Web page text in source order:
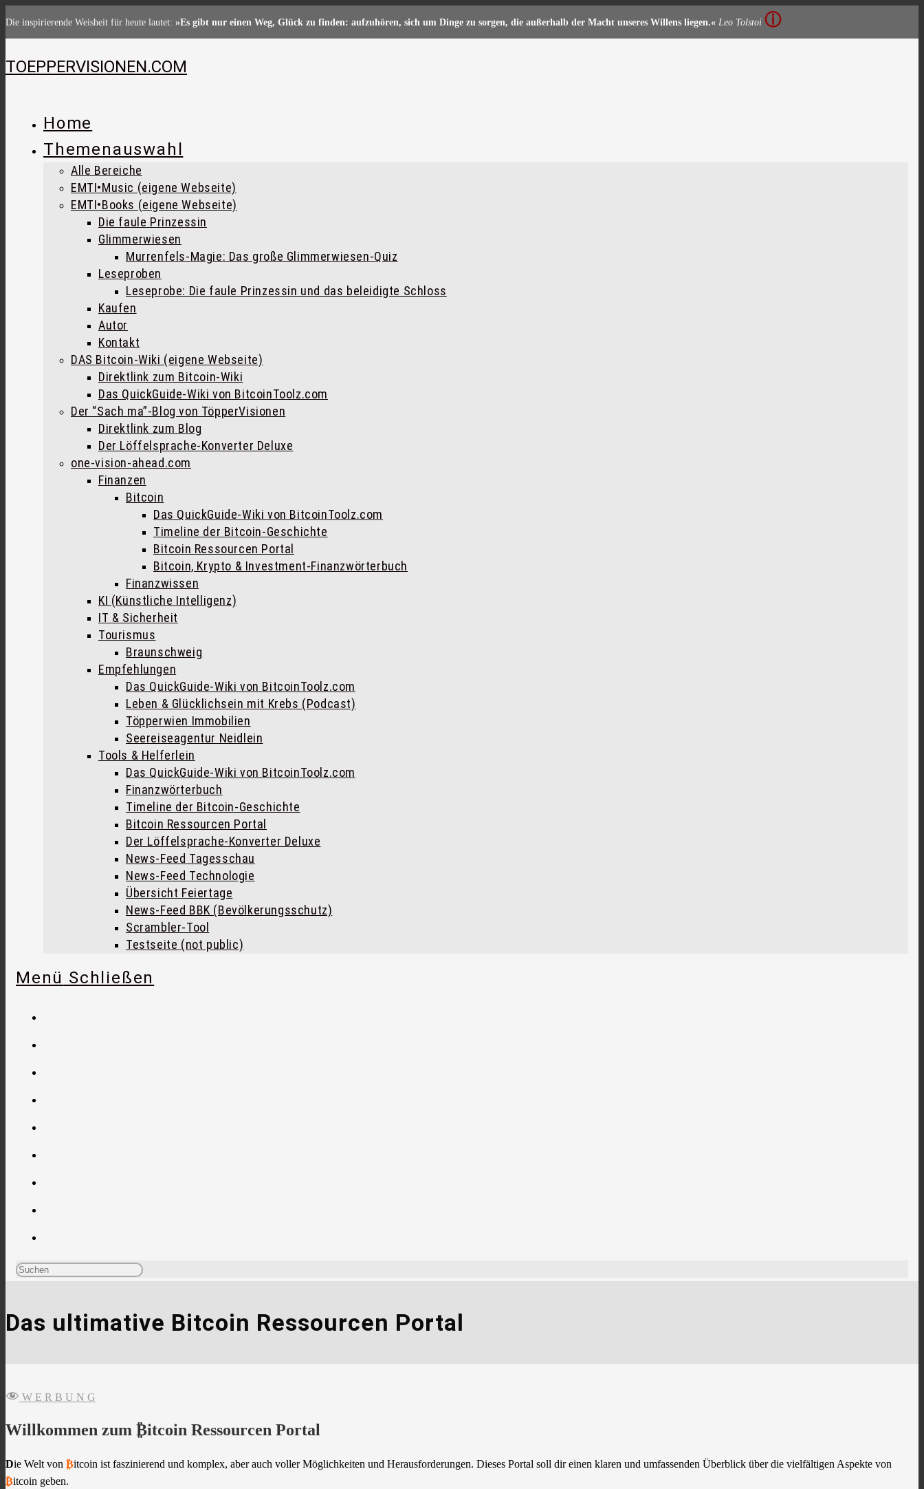
Die inspirierende Weisheit für heute lautet: »Es gibt nur einen Weg, Glück zu finden: aufzuhören, sich um Dinge zu sorgen, die außerhalb der Macht unseres Willens liegen.« Leo Tolstoi ⓘ
TOEPPERVISIONEN.COM
Home
Themenauswahl
Alle Bereiche
EMTI•Music (eigene Webseite)
EMTI•Books (eigene Webseite)
Die faule Prinzessin
Glimmerwiesen
Murrenfels-Magie: Das große Glimmerwiesen-Quiz
Leseproben
Leseprobe: Die faule Prinzessin und das beleidigte Schloss
Kaufen
Autor
Kontakt
DAS Bitcoin-Wiki (eigene Webseite)
Direktlink zum Bitcoin-Wiki
Das QuickGuide-Wiki von BitcoinToolz.com
Der “Sach ma”-Blog von TöpperVisionen
Direktlink zum Blog
Der Löffelsprache-Konverter Deluxe
one-vision-ahead.com
Finanzen
Bitcoin
Das QuickGuide-Wiki von BitcoinToolz.com
Timeline der Bitcoin-Geschichte
Bitcoin Ressourcen Portal
Bitcoin, Krypto & Investment-Finanzwörterbuch
Finanzwissen
KI (Künstliche Intelligenz)
IT & Sicherheit
Tourismus
Braunschweig
Empfehlungen
Das QuickGuide-Wiki von BitcoinToolz.com
Leben & Glücklichsein mit Krebs (Podcast)
Töpperwien Immobilien
Seereiseagentur Neidlein
Tools & Helferlein
Das QuickGuide-Wiki von BitcoinToolz.com
Finanzwörterbuch
Timeline der Bitcoin-Geschichte
Bitcoin Ressourcen Portal
Der Löffelsprache-Konverter Deluxe
News-Feed Tagesschau
News-Feed Technologie
Übersicht Feiertage
News-Feed BBK (Bevölkerungsschutz)
Scrambler-Tool
Testseite (not public)
Menü Schließen
Das ultimative Bitcoin Ressourcen Portal
W E R B U N G
Willkommen zum ₿itcoin Ressourcen Portal
Die Welt von ₿itcoin ist faszinierend und komplex, aber auch voller Möglichkeiten und Herausforderungen. Dieses Portal soll dir einen klaren und umfassenden Überblick über die vielfältigen Aspekte von
₿itcoin geben.